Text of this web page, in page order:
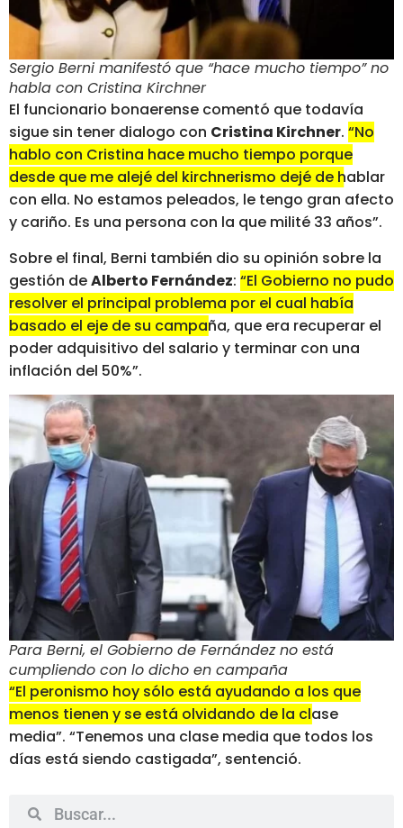
Sergio Berni manifestó que “hace mucho tiempo” no
habla con Cristina Kirchner
El funcionario bonaerense comentó que todavía
sigue sin tener dialogo con Cristina Kirchner. “No
hablo con Cristina hace mucho tiempo porque
desde que me alejé del kirchnerismo dejé de hablar
con ella. No estamos peleados, le tengo gran afecto
y cariño. Es una persona con la que milité 33 años”.
Sobre el final, Berni también dio su opinión sobre la
gestión deAlberto Fernández: “El Gobierno no pudo
resolver el principal problema por el cual había
basado el eje de su campaña, que era recuperar el
poder adquisitivo del salario y terminar con una
inflación del 50%”.
Para Berni, el Gobierno de Fernández no está
cumpliendo con lo dicho en campaña
“El peronismo hoy sólo está ayudando a los que
menos tienen y se está olvidando de la clase
media”. “Tenemos una clase media que todos los
días está siendo castigada”, sentenció.